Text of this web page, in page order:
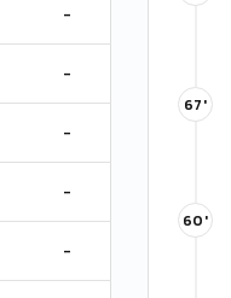
-
-
-
-
-
67'
60'